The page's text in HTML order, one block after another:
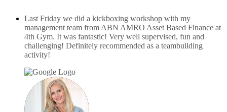
Last Friday we did a kickboxing workshop with my
management team from ABN AMRO Asset Based Finance at
4th Gym. It was fantastic! Very well supervised, fun and
challenging! Definitely recommended as a teambuilding
activity!